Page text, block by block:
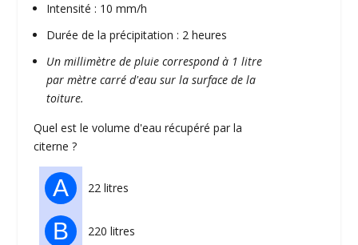
Intensité : 10 mm/h
Durée de la précipitation : 2 heures
Un millimètre de pluie correspond à 1 litre
par mètre carré d'eau sur la surface de la
toiture.
Quel est le volume d'eau récupéré par la
citerne ?
A 22 litres
B 220 litres